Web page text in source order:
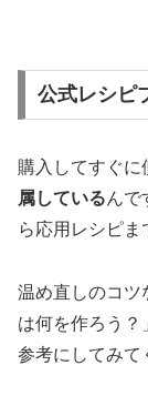
公式レシピ
購入してすぐに
属しているんで
ら応用レシピま
温め直しのコツ
は何を作ろう？
参考にしてみて